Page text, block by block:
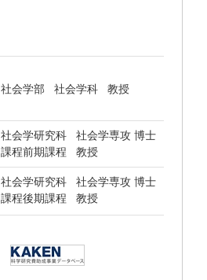
社会学部 社会学科 教授
社会学研究科 社会学専攻 博士
課程前期課程 教授
社会学研究科 社会学専攻 博士
課程後期課程 教授